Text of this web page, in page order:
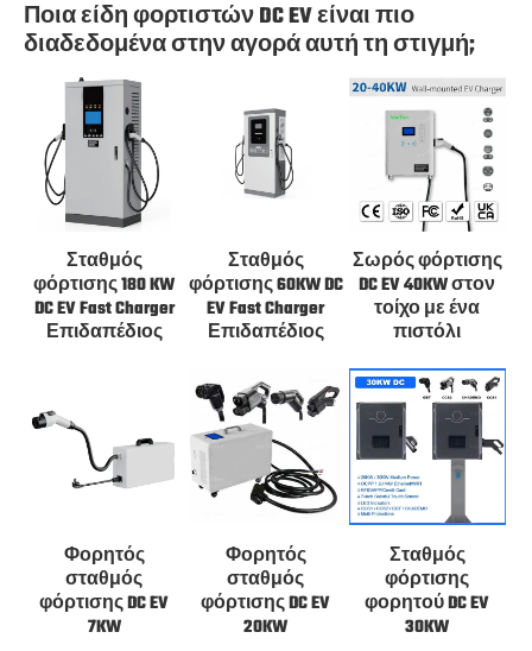
Ποια είδη φορτιστών DC EV είναι πιο
διαδεδομένα στην αγορά αυτή τη στιγμή;
Σταθμός
φόρτισης 180 KW
DC EV Fast Charger
Επιδαπέδιος
Σταθμός
φόρτισης 60KW DC
EV Fast Charger
Επιδαπέδιος
Σωρός φόρτισης
DC EV 40KW στον
τοίχο με ένα
πιστόλι
Φορητός
σταθμός
φόρτισης DC EV
7KW
Φορητός
σταθμός
φόρτισης DC EV
20KW
Σταθμός
φόρτισης
φορητού DC EV
30KW